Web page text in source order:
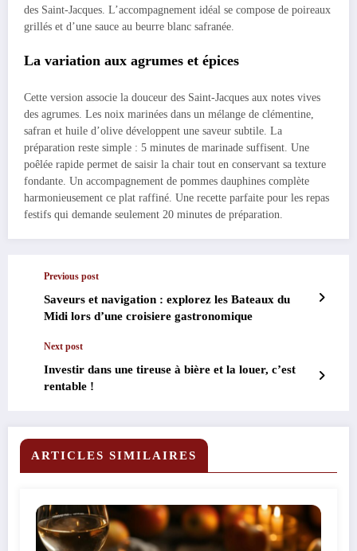
des Saint-Jacques. L’accompagnement idéal se compose de poireaux
grillés et d’une sauce au beurre blanc safranée.
La variation aux agrumes et épices
Cette version associe la douceur des Saint-Jacques aux notes vives
des agrumes. Les noix marinées dans un mélange de clémentine,
safran et huile d’olive développent une saveur subtile. La
préparation reste simple : 5 minutes de marinade suffisent. Une
poêlée rapide permet de saisir la chair tout en conservant sa texture
fondante. Un accompagnement de pommes dauphines complète
harmonieusement ce plat raffiné. Une recette parfaite pour les repas
festifs qui demande seulement 20 minutes de préparation.
Previous post
Saveurs et navigation : explorez les Bateaux du
Midi lors d’une croisiere gastronomique
Next post
Investir dans une tireuse à bière et la louer, c’est
rentable !
ARTICLES SIMILAIRES